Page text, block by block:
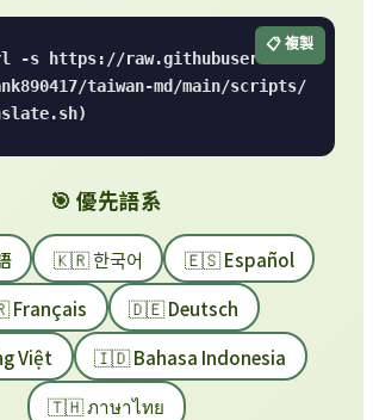
-s https://raw.githubuserconte
taiwan-md/main/scripts/
📋 複製
🎯 優先語系
🇰🇷 한국어
🇪🇸 Español
🇩🇪 Deutsch
Việt
🇮🇩 Bahasa Indonesia
🇹🇭 ภาษาไทย